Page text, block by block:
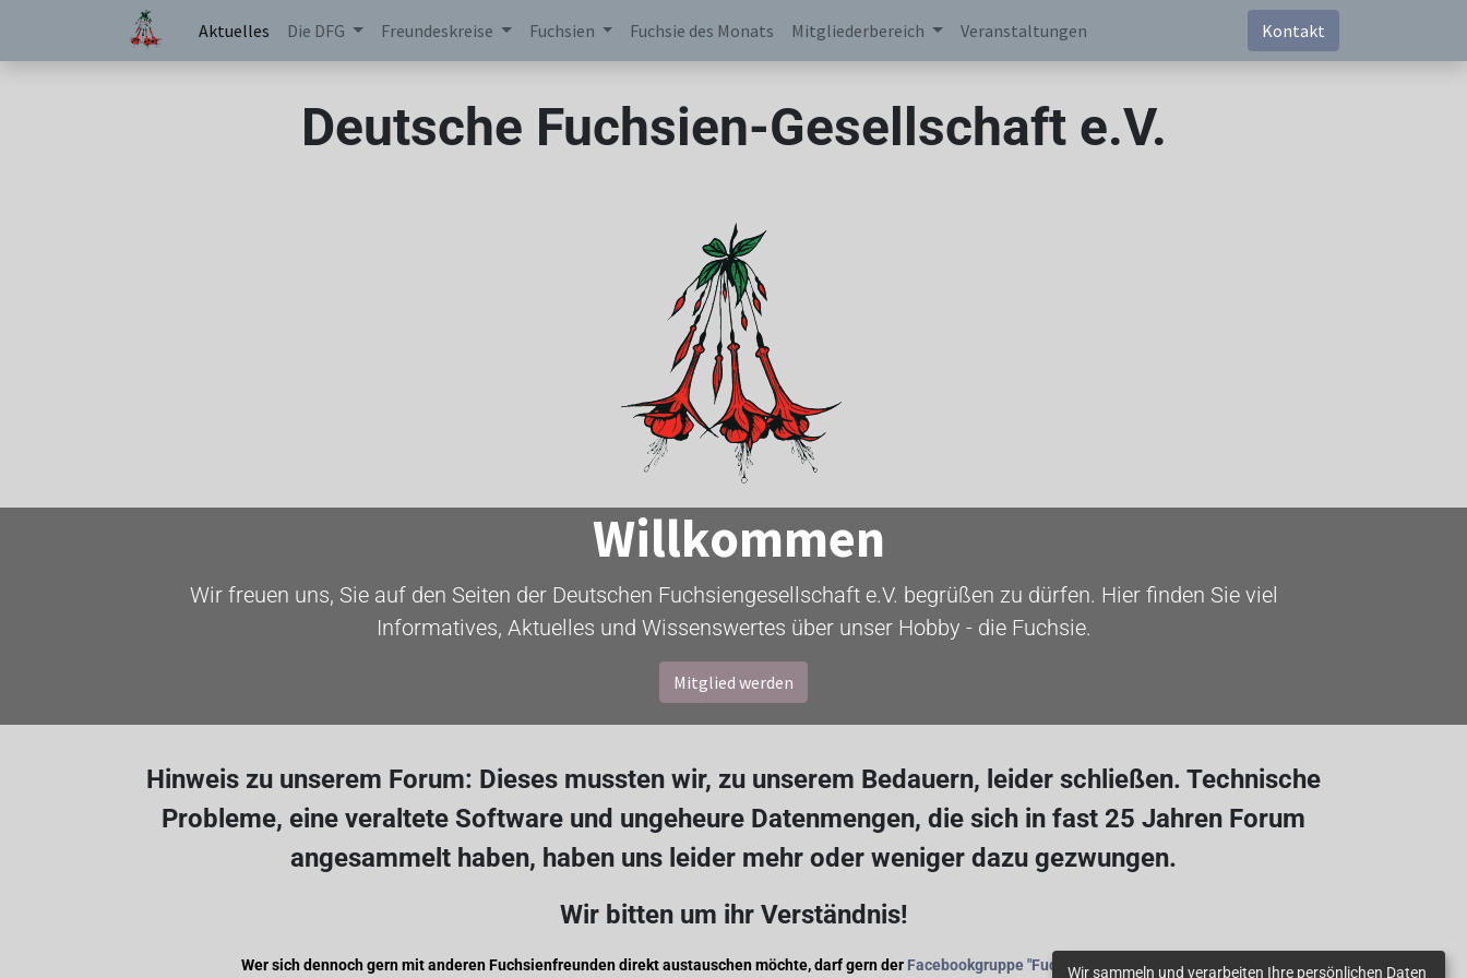
Aktuelles Die DFG Freundeskreise Fuchsien Fuchsie des Monats Mitgliederbereich Veranstaltungen Kontakt
Deutsche Fuchsien-Gesellschaft e.V.
Willkommen
Wir freuen uns, Sie auf den Seiten der Deutschen Fuchsiengesellschaft e.V. begrüßen zu dürfen. Hier finden Sie viel
Informatives, Aktuelles und Wissenswertes über unser Hobby - die Fuchsie.
Mitglied werden
Hinweis zu unserem Forum: Dieses mussten wir, zu unserem Bedauern, leider schließen. Technische
Probleme, eine veraltete Software und ungeheure Datenmengen, die sich in fast 25 Jahren Forum
angesammelt haben, haben uns leider mehr oder weniger dazu gezwungen.
Wir bitten um ihr Verständnis!
Wer sich dennoch gern mit anderen Fuchsienfreunden direkt austauschen möchte, darf gern der Facebookgruppe"Fuchsienfreunde" beitreten.
Wir sammeln und verarbeiten Ihre persönlichen Daten